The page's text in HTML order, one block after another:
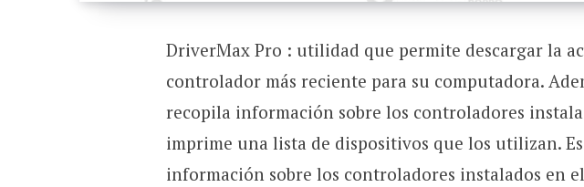
DriverMax Pro : utilidad que permite descargar la
controlador más reciente para su computadora.
recopila información sobre los controladores
imprime una lista de dispositivos que los utilizan.
información sobre los controladores instalados en